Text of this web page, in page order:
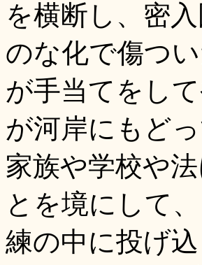
を横断し、密
のな化で傷つ
が手当てをし
が河岸にもど
家族や学校や
とを境にして
練の中に投げ